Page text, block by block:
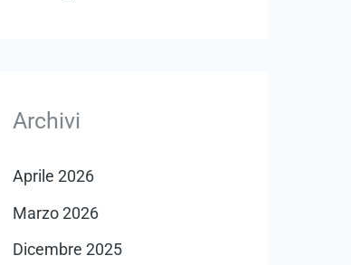
Archivi
Aprile 2026
Marzo 2026
Dicembre 2025